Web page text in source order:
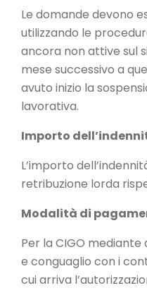
Le domande devono
utilizzando le
ancora non attive sul
mese successivo a
avuto inizio la
lavorativa.
Importo
L’importo
retribuzione lorda
Modalità di
Per la CIGO mediante
e conguaglio con i
cui arriva